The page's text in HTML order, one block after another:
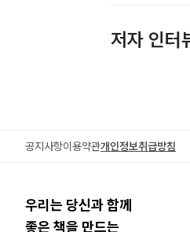
저자 인터
공지사항이용약관개인정보취급방침
우리는 당신과 함께
좋은 책을 만드는